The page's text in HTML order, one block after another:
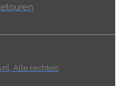
Alle rechten